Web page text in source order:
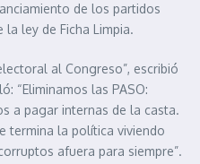
de los partidos
ley de Ficha Limpia.
al Congreso”, escribió
“Eliminamos las PASO:
a pagar internas de la casta.
termina la política viviendo
afuera para siempre”.